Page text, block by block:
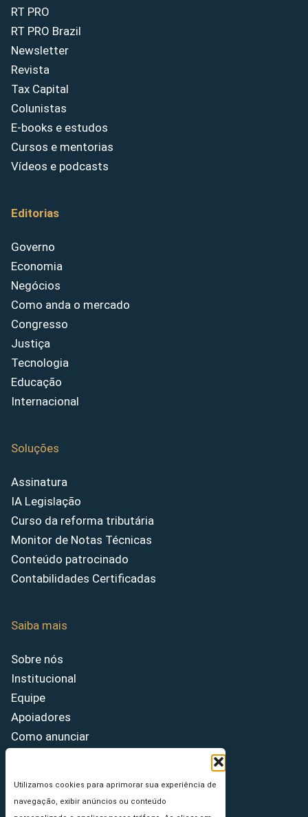
Utilizamos cookies para aprimorar sua experiência de
navegação, exibir anúncios ou conteúdo
RT PRO
RT PRO Brazil
Newsletter
Revista
Tax Capital
Colunistas
E-books e estudos
Cursos e mentorias
Vídeos e podcasts
Editorias
Governo
Economia
Negócios
Como anda o mercado
Congresso
Justiça
Tecnologia
Educação
Internacional
Soluções
Assinatura
IA Legislação
Curso da reforma tributária
Monitor de Notas Técnicas
Conteúdo patrocinado
Contabilidades Certificadas
Saiba mais
Sobre nós
Institucional
Equipe
Apoiadores
Como anunciar
Princípios Editoriais